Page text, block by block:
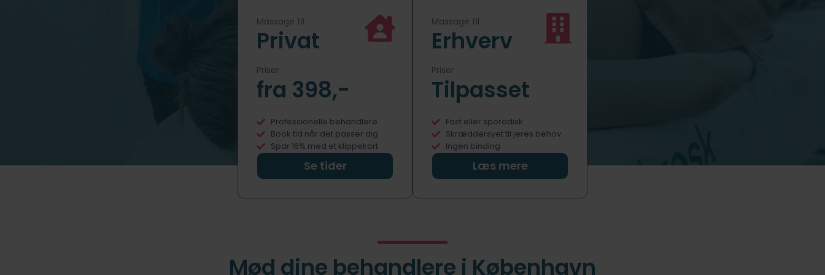
Massage til
Privat
Priser
fra 398,-
Professionelle behandlere
Book tid når det passer dig
Spar 16% med et klippekort
Se tider
Massage til
Erhverv
Priser
Tilpasset
Fast eller sporadisk
Skræddersyet til jeres behov
Ingen binding
Læs mere
Mød dine behandlere i København